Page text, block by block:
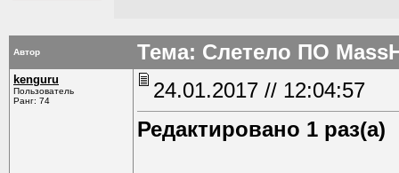
Автор Тема: Слетело ПО
kenguru
Пользователь
Ранг: 74
24.01.2017 // 12:04:57
Редактировано 1 раз(а)